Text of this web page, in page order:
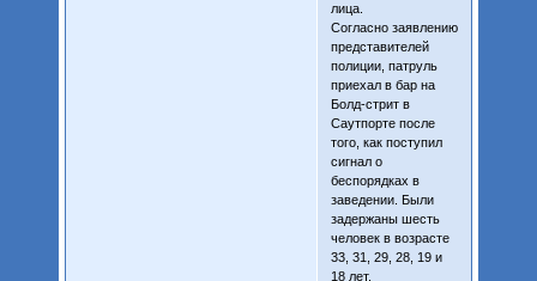
лица.
Согласно заявлению
представителей
полиции, патруль
приехал в бар на
Болд-стрит в
Саутпорте после
того, как поступил
сигнал о
беспорядках в
заведении. Были
задержаны шесть
человек в возрасте
33, 31, 29, 28, 19 и
18 лет.